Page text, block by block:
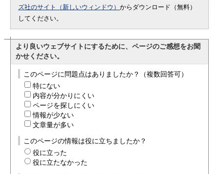
ズ社のサイト（新しいウィンドウ）からダウンロード（無料）
してください。
より良いウェブサイトにするために、ページのご感想をお聞
かせください。
このページに問題点はありましたか？（複数回答可）
特にない
内容が分かりにくい
ページを探しにくい
情報が少ない
文章量が多い
このページの情報は役に立ちましたか？
役に立った
役に立たなかった